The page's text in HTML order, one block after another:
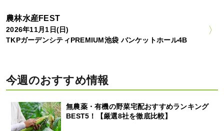
農林水産FEST
2026年11月1日(日)
TKPガーデンシティPREMIUM池袋 バンケットホール4B
今週のおすすめ情報
無農薬・有機の野菜宅配おすすめランキング
BEST5！【厳選8社を徹底比較】